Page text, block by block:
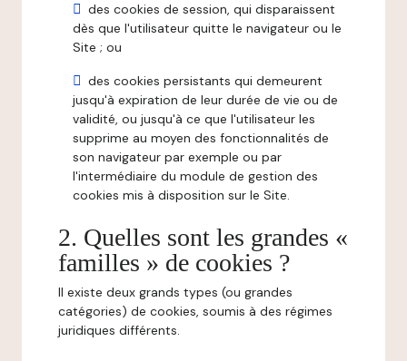
des cookies de session, qui disparaissent
dès que l'utilisateur quitte le navigateur ou le
Site ; ou
des cookies persistants qui demeurent
jusqu'à expiration de leur durée de vie ou de
validité, ou jusqu'à ce que l'utilisateur les
supprime au moyen des fonctionnalités de
son navigateur par exemple ou par
l'intermédiaire du module de gestion des
cookies mis à disposition sur le Site.
2. Quelles sont les grandes «
familles » de cookies ?
Il existe deux grands types (ou grandes
catégories) de cookies, soumis à des régimes
juridiques différents.